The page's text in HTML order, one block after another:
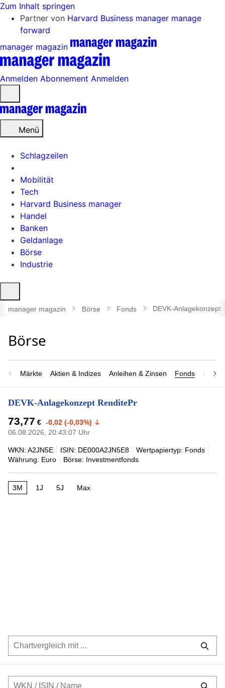
Zum Inhalt springen
Partner von Harvard Business manager manage
forward
manager magazin
Anmelden Abonnement Anmelden
öffnen
Menü
Schlagzeilen
Mobilität
Tech
Harvard Business manager
Handel
Banken
Geldanlage
Börse
Industrie
öffnen
manager magazin Börse Fonds DEVK-Anlagekonzept
Märkte Aktien & Indizes Anleihen & Zinsen Fonds
DEVK-Anlagekonzept RenditePr
73,77 € -0,02 (-0,03%)
06.08.2026, 20:43:07 Uhr
WKN: A2JN5E ISIN: DE000A2JN5E8
Wertpapiertyp: Fonds
Währung: Euro
Börse: Investmentfonds
3M 1J 5J Max